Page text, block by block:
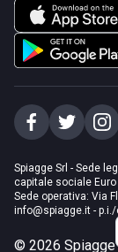
Spiagge Srl - Sede
capitale sociale
Sede operativa: Via
info@spiagge.it -
© 2026